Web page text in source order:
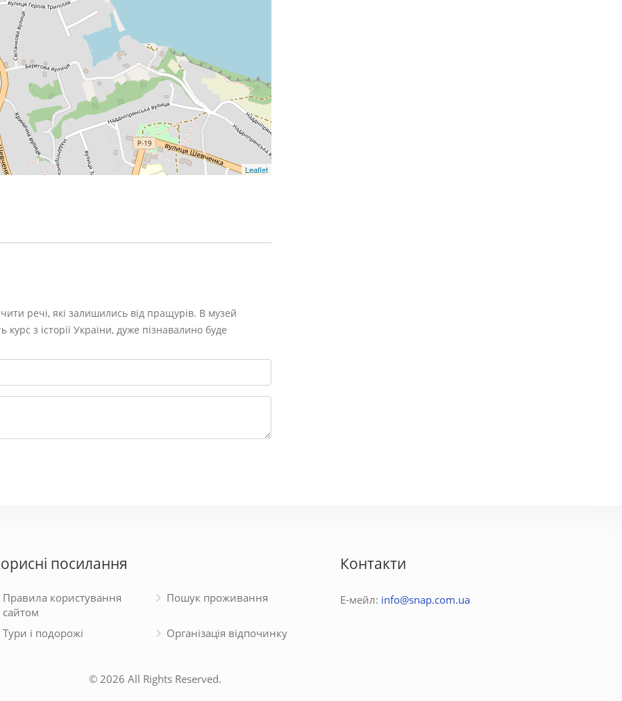
Leaflet
речі, які залишились від пращурів. В музей
з історії України, дуже пізнавалино буде
посилання
Правила користування
сайтом
Пошук проживання
Тури і подорожі Організація відпочинку
Контакти
Е-мейл: info@snap.com.ua
© 2026 All Rights Reserved.